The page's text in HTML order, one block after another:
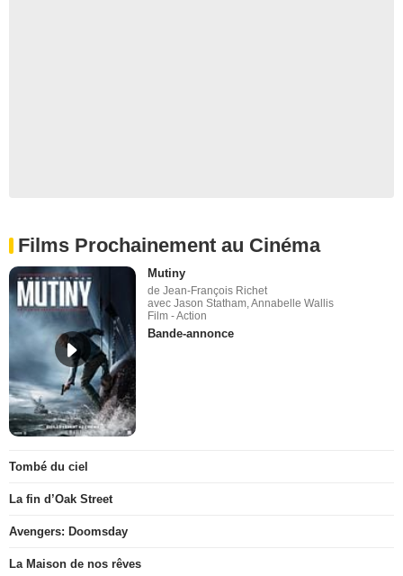
Films Prochainement au Cinéma
Mutiny
de Jean-François Richet
avec Jason Statham, Annabelle Wallis
Film - Action
Bande-annonce
Tombé du ciel
La fin d’Oak Street
Avengers: Doomsday
La Maison de nos rêves